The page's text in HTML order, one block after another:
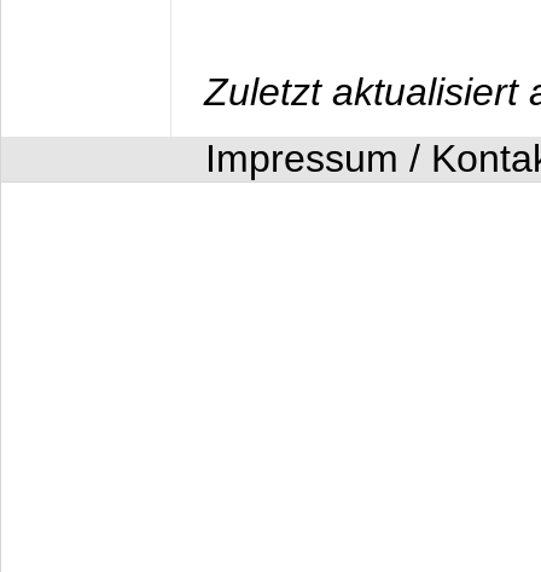
Zuletzt aktualisiert
Impressum /